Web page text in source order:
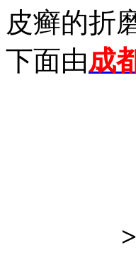
皮癣的折
下面由成